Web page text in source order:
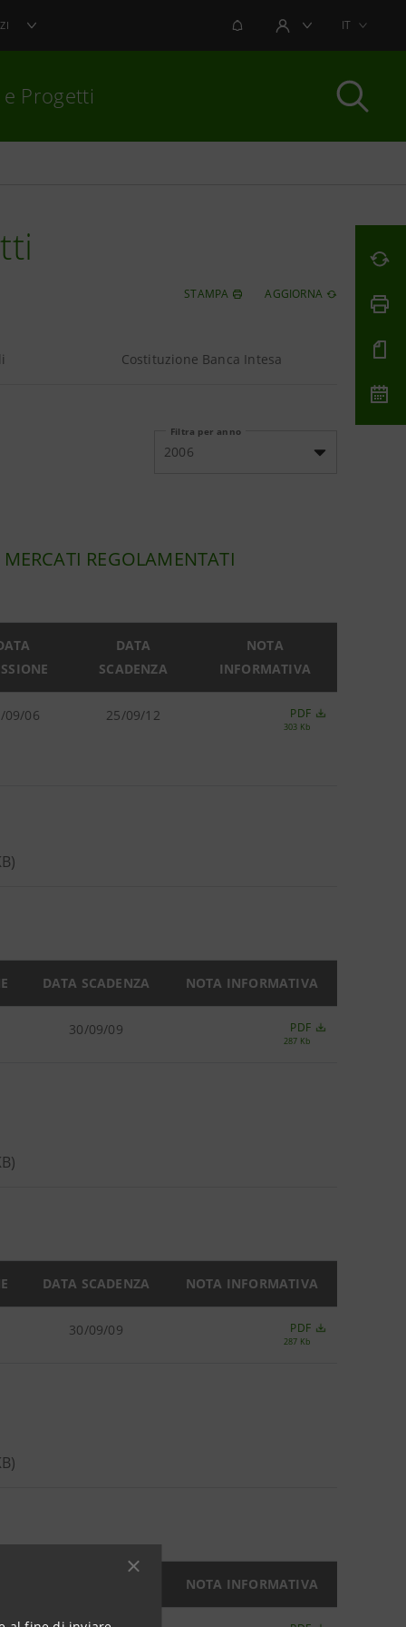
NOTIFICHEAREA UTENTEIT
e Progetti
STAMPA AGGIORNA
Costituzione Banca Intesa
Filtra per anno
2006
REGOLAMENTATI
DATA
SCADENZA
NOTA
INFORMATIVA
09/06 25/09/12 PDF
303 Kb
DATA SCADENZA NOTA INFORMATIVA
30/09/09 PDF
287 Kb
DATA SCADENZA NOTA INFORMATIVA
30/09/09 PDF
287 Kb
NOTA INFORMATIVA